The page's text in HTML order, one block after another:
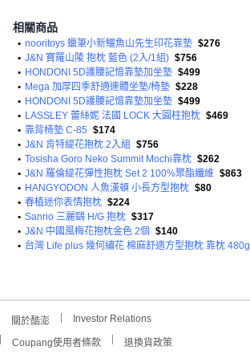
相關商品
• nooritoys 蠟筆小新鱷魚山先生印花靠墊 $276
• J&N 寶羅山陵 抱枕 藍色 (2入/1組) $756
• HONDONI 5D護腰記憶靠墊加坐墊 $499
• Mega 加厚四季舒適連體坐墊/椅墊 $228
• HONDONI 5D護腰記憶靠墊加坐墊 $499
• LASSLEY 蕾絲妮 法國 LOCK 大圓柱抱枕 $469
• 靠背椅墊 C-85 $174
• J&N 肯特緹花抱枕 2入組
$756
• Tosisha Goro Neko Summit Mochi靠枕 $262
• J&N 羅倫緹花彈性抱枕 Set 2 100%聚酯纖維 $863
• HANGYODON 人魚漢頓 小長方型抱枕 $80
• 春植迷你表情抱枕 $224
• Sanrio 三麗鷗 H/G 抱枕 $317
• J&N 中國風梅花抱枕金色 2個 $140
• 台灣 Life plus 幾何繡花 棉麻舒適方型抱枕 靠枕 480g
關於酷澎 Investor Relations
Coupang使用者條款 退換貨政策